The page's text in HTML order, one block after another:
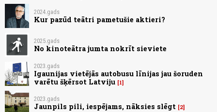
2024.gads
Kur pazūd teātri pametušie aktieri?
2025.gads
No kinoteātra jumta nokrīt sieviete
2023.gads
Igaunijas vietējās autobusu līnijas jau šoruden
varētu šķērsot Latviju 1
2023.gads
Jaunpils pili, iespējams, nāksies slēgt 2